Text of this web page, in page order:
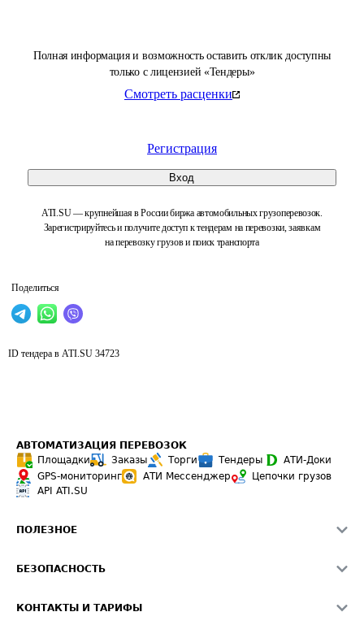
Полная информация и возможность оставить отклик доступны
только с лицензией «Тендеры»
Смотреть расценки
Регистрация
Вход
ATI.SU — крупнейшая в России биржа автомобильных грузоперевозок.
Зарегистрируйтесь и получите доступ к тендерам на перевозки, заявкам
на перевозку грузов и поиск транспорта
Поделиться
ID тендера в ATI.SU 34723
АВТОМАТИЗАЦИЯ ПЕРЕВОЗОК
Площадки
Заказы Торги Тендеры
АТИ-Доки
GPS-мониторинг
АТИ Мессенджер
Цепочки грузов
API ATI.SU
ПОЛЕЗНОЕ
Звезды ATI.SU на вашем сайте
БЕЗОПАСНОСТЬ
КОНТАКТЫ И ТАРИФЫ